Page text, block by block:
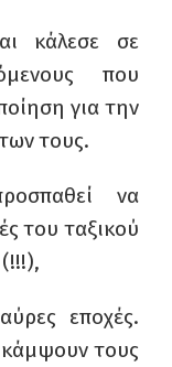
κάλεσε σε
που
για την
τους.
να
του ταξικού
εποχές.
τους